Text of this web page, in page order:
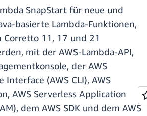
SnapStart für neue und
basierte Lambda-Funktionen,
Corretto 11, 17 und 21
mit der AWS-Lambda-API,
der AWS
Interface (AWS CLI), AWS
AWS Serverless Application
dem AWS SDK und dem AWS